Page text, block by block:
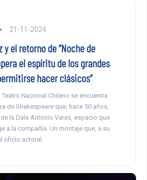
21-11-2024
y el retorno de “Noche de
el espíritu de los grandes
hacer clásicos”
Nacional Chileno se encuentra
de Shakespeare que, hace 50 años,
la Dala Antonio Varas, espacio que
a la compañía. Un montaje que, a su
oficio actoral.